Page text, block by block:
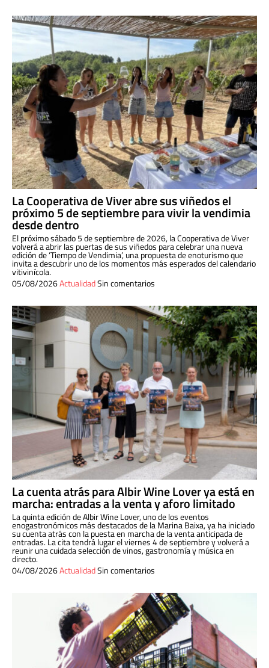
La Cooperativa de Viver abre sus viñedos el
próximo 5 de septiembre para vivir la vendimia
desde dentro
El próximo sábado 5 de septiembre de 2026, la Cooperativa de Viver
volverá a abrir las puertas de sus viñedos para celebrar una nueva
edición de ‘Tiempo de Vendimia’, una propuesta de enoturismo que
invita a descubrir uno de los momentos más esperados del calendario
vitivinícola.
05/08/2026ActualidadSin comentarios
La cuenta atrás para Albir Wine Lover ya está en
marcha: entradas a la venta y aforo limitado
La quinta edición de Albir Wine Lover, uno de los eventos
enogastronómicos más destacados de la Marina Baixa, ya ha iniciado
su cuenta atrás con la puesta en marcha de la venta anticipada de
entradas. La cita tendrá lugar el viernes 4 de septiembre y volverá a
reunir una cuidada selección de vinos, gastronomía y música en
directo.
04/08/2026ActualidadSin comentarios